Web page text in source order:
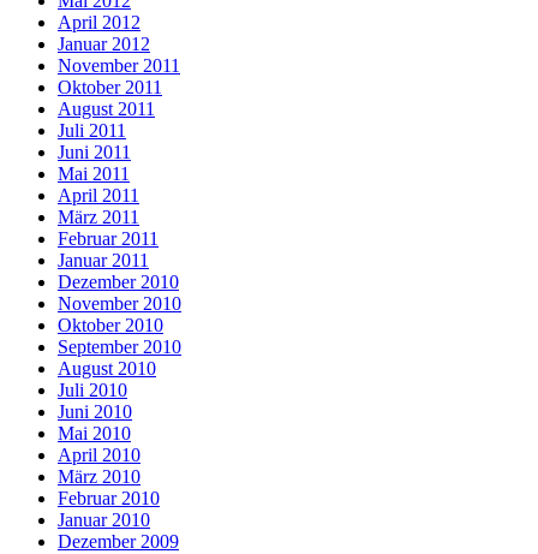
April 2012
Januar 2012
November 2011
Oktober 2011
August 2011
Juli 2011
Juni 2011
Mai 2011
April 2011
März 2011
Februar 2011
Januar 2011
Dezember 2010
November 2010
Oktober 2010
September 2010
August 2010
Juli 2010
Juni 2010
Mai 2010
April 2010
März 2010
Februar 2010
Januar 2010
Dezember 2009